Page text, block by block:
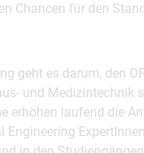
Chancen für den
geht es darum, den
und Medizintechnik
erhöhen laufend die
Engineering